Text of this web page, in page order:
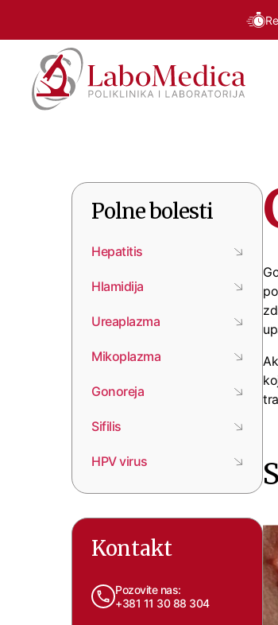
Polne bolesti
Hepatitis
Hlamidija
Ureaplazma
Mikoplazma
Gonoreja
Sifilis
HPV virus
Kontakt
Pozovite nas:
+381 11 30 88 304